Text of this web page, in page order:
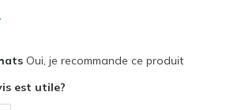
Oui, je recommande ce produit
est utile?